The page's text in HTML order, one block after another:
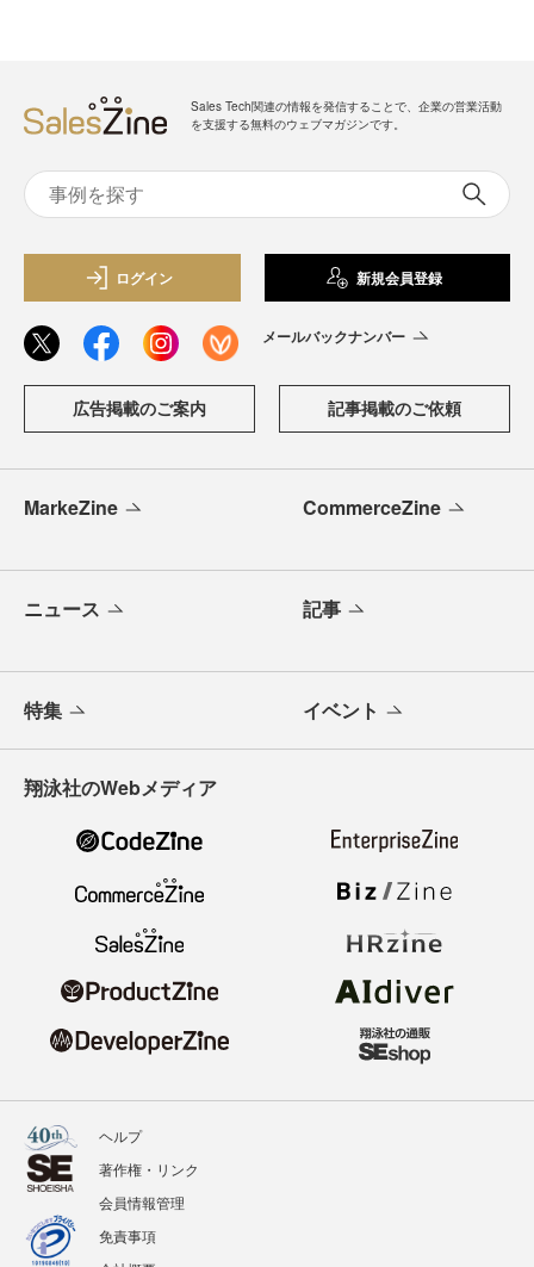
Sales Tech関連の情報を発信することで、企業の営業活動
を支援する無料のウェブマガジンです。
ログイン 新規会員登録
メールバックナンバー
広告掲載のご案内 記事掲載のご依頼
MarkeZine CommerceZine
ニュース 記事
特集 イベント
翔泳社のWebメディア
ヘルプ
著作権・リンク
会員情報管理
免責事項